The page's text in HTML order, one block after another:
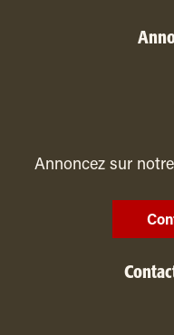
Annoncez sur